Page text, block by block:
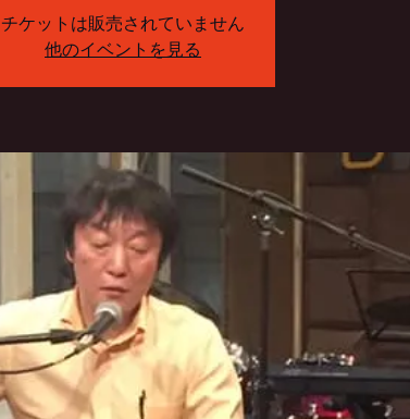
チケットは販売されていません
他のイベントを見る